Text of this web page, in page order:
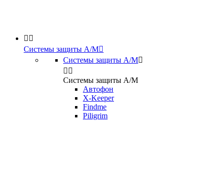
 
Системы защиты А/М
Системы защиты А/М
 
Системы защиты А/М
Автофон
X-Keeper
Findme
Piligrim